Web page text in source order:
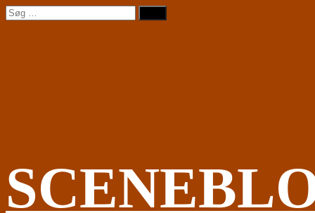
Videre
til
Søg
efter: